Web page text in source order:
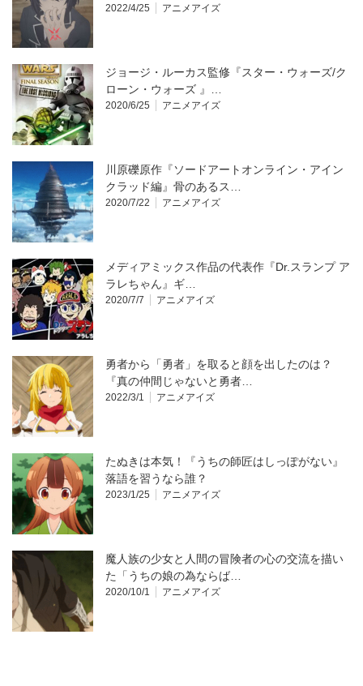
2022/4/25 アニメアイズ
ジョージ・ルーカス監修『スター・ウォーズ/ク
ローン・ウォーズ 』…
2020/6/25 アニメアイズ
川原礫原作『ソードアートオンライン・アイン
クラッド編』骨のあるス…
2020/7/22 アニメアイズ
メディアミックス作品の代表作『Dr.スランプ ア
ラレちゃん』ギ…
2020/7/7 アニメアイズ
勇者から「勇者」を取ると顔を出したのは？
『真の仲間じゃないと勇者…
2022/3/1 アニメアイズ
たぬきは本気！『うちの師匠はしっぽがない』
落語を習うなら誰？
2023/1/25 アニメアイズ
魔人族の少女と人間の冒険者の心の交流を描い
た「うちの娘の為ならば…
2020/10/1 アニメアイズ